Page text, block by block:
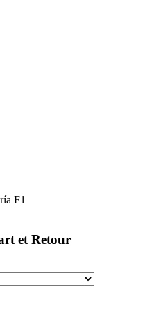
F1
et Retour